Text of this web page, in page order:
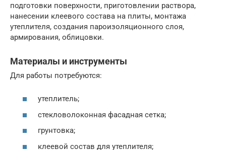
подготовки поверхности, приготовлении раствора,
нанесении клеевого состава на плиты, монтажа
утеплителя, создания пароизоляционного слоя,
армирования, облицовки.
Материалы и инструменты
Для работы потребуются:
утеплитель;
стекловолоконная фасадная сетка;
грунтовка;
клеевой состав для утеплителя;